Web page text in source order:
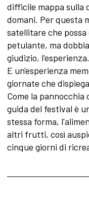
difficile mappa sulla
domani. Per questa
satellitare che
petulante, ma
giudizio, l'esperienza.
E un'esperienza
giornate che
Come la
guida del festival è
stessa forma,
altri frutti, così
cinque giorni di